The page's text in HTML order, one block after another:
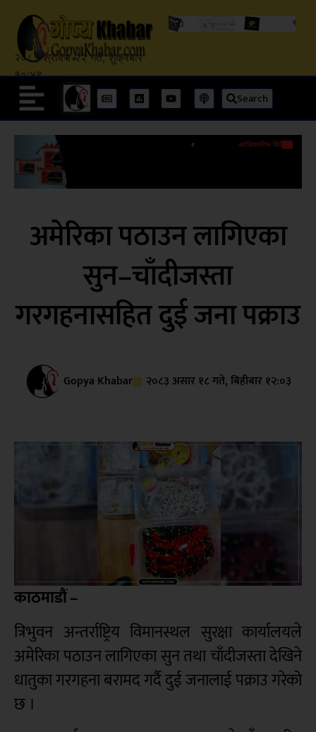
२०८३ श्रावण २२ गते, शुक्रबार
१०:४९
Search
अमेरिका पठाउन लागिएका
सुन–चाँदीजस्ता
गरगहनासहित दुई जना पक्राउ
Gopya Khabar २०८३ असार १८ गते, बिहीबार १२:०३
काठमाडौं –
त्रिभुवन अन्तर्राष्ट्रिय विमानस्थल सुरक्षा कार्यालयले
अमेरिका पठाउन लागिएका सुन तथा चाँदीजस्ता देखिने
धातुका गरगहना बरामद गर्दै दुई जनालाई पक्राउ गरेको
छ ।